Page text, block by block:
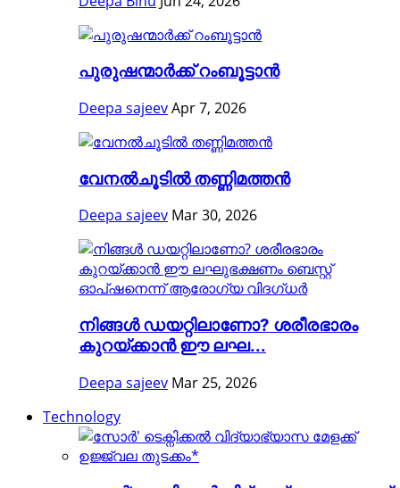
പുരുഷന്മാർക്ക് റംബൂട്ടാൻ
Deepa sajeevApr 7, 2026
വേനൽചൂടിൽ തണ്ണിമത്തൻ
Deepa sajeev Mar 30, 2026
നിങ്ങള്‍ ഡയറ്റിലാണോ? ശരീരഭാരം
കുറയ്ക്കാൻ ഈ ലഘ...
Deepa sajeev Mar 25, 2026
Technology